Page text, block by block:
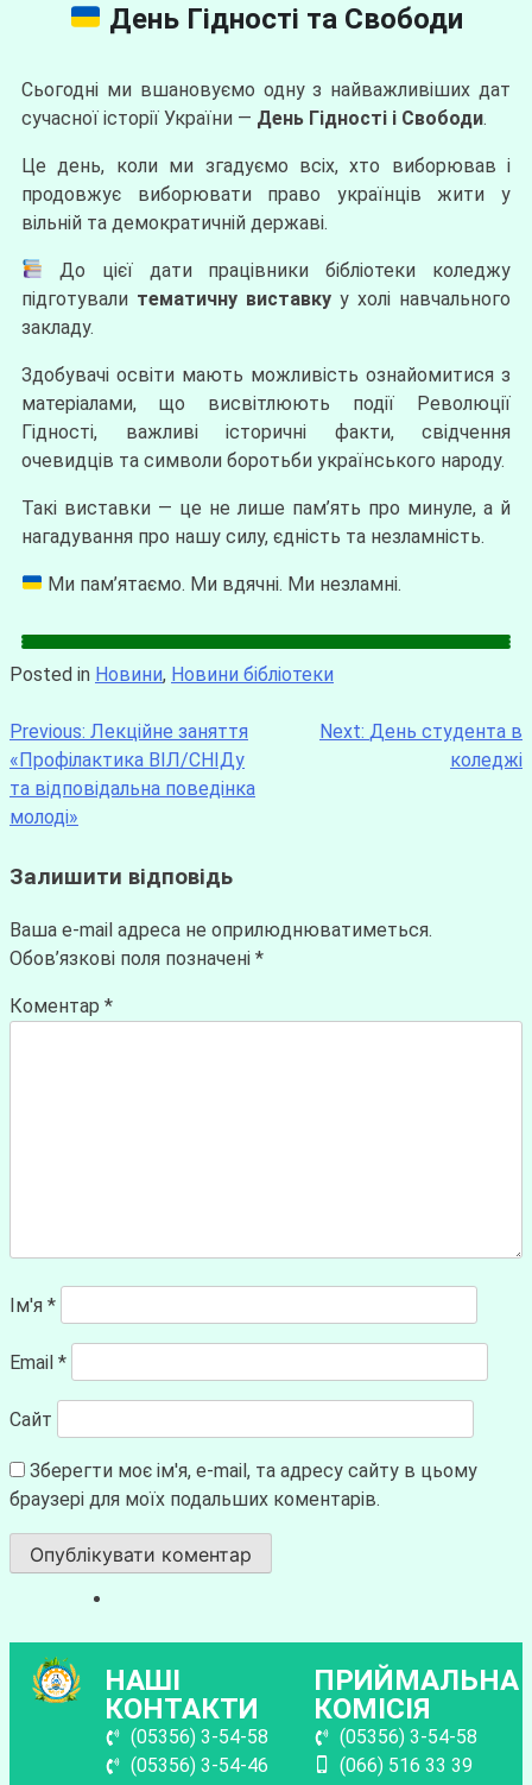
День Гідності та Свободи
Сьогодні ми вшановуємо одну з найважливіших дат
сучасної історії України — День Гідності і Свободи.
Це день, коли ми згадуємо всіх, хто виборював і
продовжує виборювати право українців жити у
вільній та демократичній державі.
До цієї дати працівники бібліотеки коледжу
підготували тематичну виставку у холі навчального
закладу.
Здобувачі освіти мають можливість ознайомитися з
матеріалами, що висвітлюють події Революції
Гідності, важливі історичні факти, свідчення
очевидців та символи боротьби українського народу.
Такі виставки — це не лише пам’ять про минуле, а й
нагадування про нашу силу, єдність та незламність.
Ми пам’ятаємо. Ми вдячні. Ми незламні.
Posted in Новини, Новини бібліотеки
Previous: Лекційне заняття
«Профілактика ВІЛ/СНІДу
та відповідальна поведінка
молоді»
Next: День студента в
коледжі
Залишити відповідь
Ваша e-mail адреса не оприлюднюватиметься.
Обов’язкові поля позначені *
Коментар *
Ім'я *
Email *
Сайт
Зберегти моє ім'я, e-mail, та адресу сайту в цьому
браузері для моїх подальших коментарів.
НАШІ
КОНТАКТИ
(05356) 3-54-58
(05356) 3-54-46
ПРИЙМАЛЬНА
КОМІСІЯ
(05356) 3-54-58
(066) 516 33 39